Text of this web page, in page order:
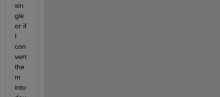
sin
gle
or if
I
con
vert
the
m
into